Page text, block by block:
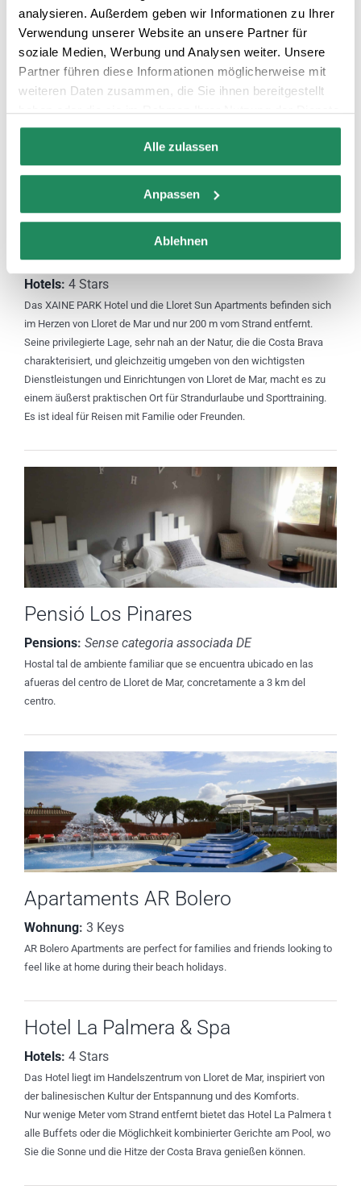
analysieren. Außerdem geben wir Informationen zu Ihrer
Verwendung unserer Website an unsere Partner für
soziale Medien, Werbung und Analysen weiter. Unsere
Partner führen diese Informationen möglicherweise mit
weiteren Daten zusammen, die Sie ihnen bereitgestellt
haben oder die sie im Rahmen Ihrer Nutzung der Dienste
gesammelt haben.
Alle zulassen
Anpassen
Ablehnen
Hotels:5 Stars
Located at the foot of the beautiful Santa Cristina beach, Hotel Santa
Marta is surrounded by seven hectares of Mediterranean forest.
Hotel Xaine Park ****
Hotels: 4 Stars
Das XAINE PARK Hotel und die Lloret Sun Apartments befinden sich
im Herzen von Lloret de Mar und nur 200 m vom Strand entfernt.
Seine privilegierte Lage, sehr nah an der Natur, die die Costa Brava
charakterisiert, und gleichzeitig umgeben von den wichtigsten
Dienstleistungen und Einrichtungen von Lloret de Mar, macht es zu
einem äußerst praktischen Ort für Strandurlaube und Sporttraining.
Es ist ideal für Reisen mit Familie oder Freunden.
Pensió Los Pinares
Pensions: Sense categoria associada DE
Hostal tal de ambiente familiar que se encuentra ubicado en las
afueras del centro de Lloret de Mar, concretamente a 3 km del
centro.
Apartaments AR Bolero
Wohnung: 3 Keys
AR Bolero Apartments are perfect for families and friends looking to
feel like at home during their beach holidays.
Hotel La Palmera & Spa
Hotels: 4 Stars
Das Hotel liegt im Handelszentrum von Lloret de Mar, inspiriert von
der balinesischen Kultur der Entspannung und des Komforts.
Nur wenige Meter vom Strand entfernt bietet das Hotel La Palmera t
alle Buffets oder die Möglichkeit kombinierter Gerichte am Pool, wo
Sie die Sonne und die Hitze der Costa Brava genießen können.